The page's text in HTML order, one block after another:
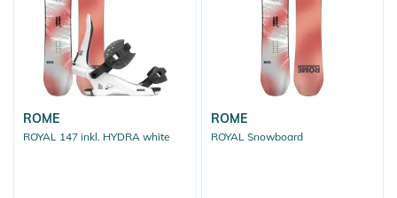
ROME
ROYAL 147 inkl. HYDRA white
ROME
ROYAL Snowboard